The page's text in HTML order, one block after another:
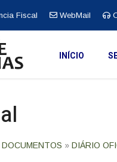
Fiscal WebMail
INÍCIO
DOCUMENTOS » DIÁRIO